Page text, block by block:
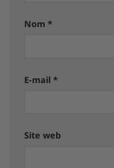
Nom *
E-mail *
Site web